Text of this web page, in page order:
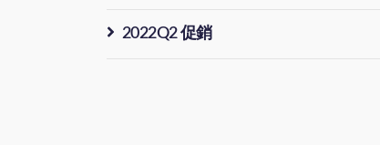
2022Q2 促銷